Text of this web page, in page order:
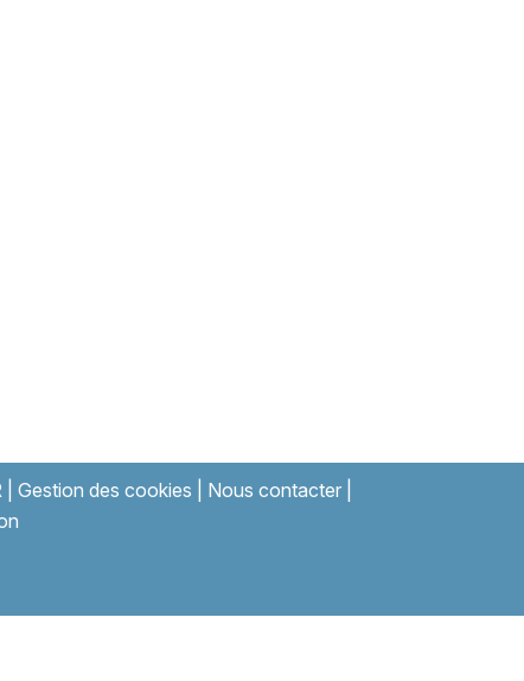
| Gestion des cookies Nous contacter|